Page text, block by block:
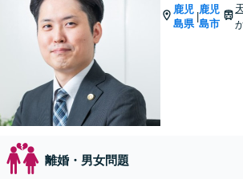
鹿児
島県
|
鹿児
島市
離婚・男女問題